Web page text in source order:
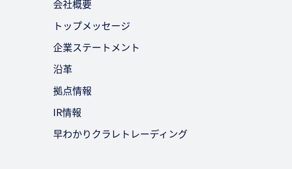
会社概要
トップメッセージ
企業ステートメント
沿革
拠点情報
IR情報
早わかりクラレトレーディング